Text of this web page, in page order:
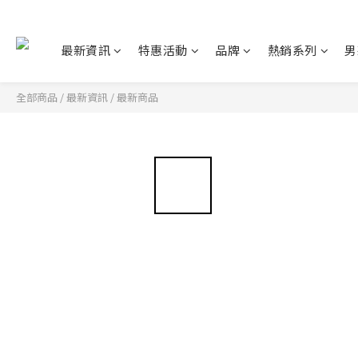
最新資訊 特惠活動 品牌 熱銷系列
全部商品 /最新資訊 /最新商品